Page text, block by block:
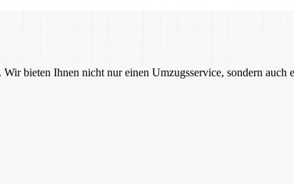
bieten Ihnen nicht nur einen Umzugsservice, sondern